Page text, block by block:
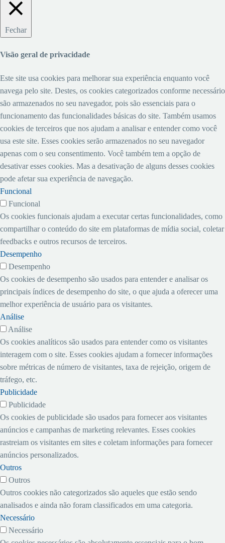
Fechar
Visão geral de privacidade
Este site usa cookies para melhorar sua experiência enquanto você
navega pelo site. Destes, os cookies categorizados conforme necessário
são armazenados no seu navegador, pois são essenciais para o
funcionamento das funcionalidades básicas do site. Também usamos
cookies de terceiros que nos ajudam a analisar e entender como você
usa este site. Esses cookies serão armazenados no seu navegador
apenas com o seu consentimento. Você também tem a opção de
desativar esses cookies. Mas a desativação de alguns desses cookies
pode afetar sua experiência de navegação.
Funcional
Funcional
Os cookies funcionais ajudam a executar certas funcionalidades, como
compartilhar o conteúdo do site em plataformas de mídia social, coletar
feedbacks e outros recursos de terceiros.
Desempenho
Desempenho
Os cookies de desempenho são usados ​​para entender e analisar os
principais índices de desempenho do site, o que ajuda a oferecer uma
melhor experiência de usuário para os visitantes.
Análise
Análise
Os cookies analíticos são usados ​​para entender como os visitantes
interagem com o site. Esses cookies ajudam a fornecer informações
sobre métricas de número de visitantes, taxa de rejeição, origem de
tráfego, etc.
Publicidade
Publicidade
Os cookies de publicidade são usados ​​para fornecer aos visitantes
anúncios e campanhas de marketing relevantes. Esses cookies
rastreiam os visitantes em sites e coletam informações para fornecer
anúncios personalizados.
Outros
Outros
Outros cookies não categorizados são aqueles que estão sendo
analisados ​​e ainda não foram classificados em uma categoria.
Necessário
Necessário